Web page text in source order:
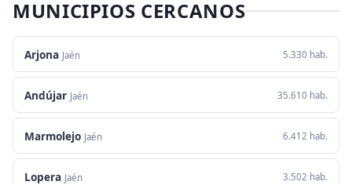
MUNICIPIOS CERCANOS
Arjona Jaén 5.330 hab.
Andújar Jaén 35.610 hab.
Marmolejo Jaén 6.412 hab.
Lopera Jaén 3.502 hab.